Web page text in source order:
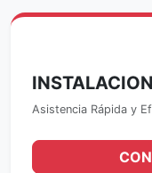
Asistencia Rápida y